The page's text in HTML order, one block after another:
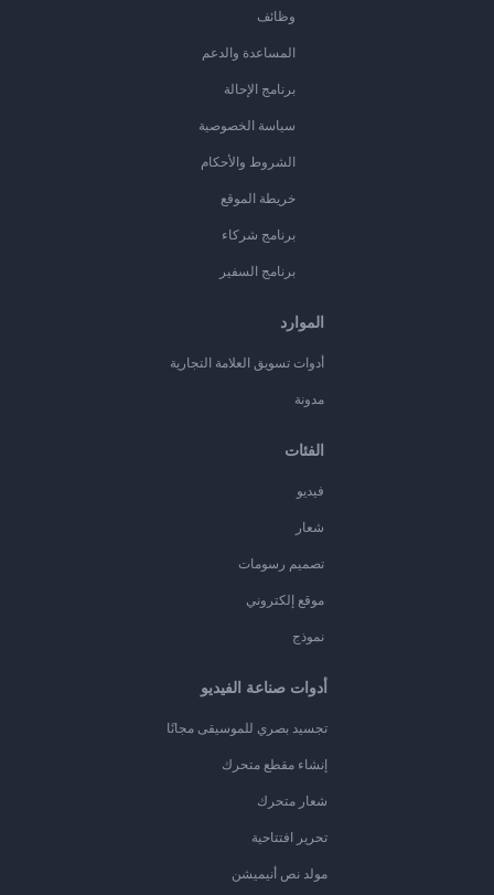
وظائف
المساعدة والدعم
برنامج الإحالة
سياسة الخصوصية
الشروط والأحكام
خريطة الموقع
برنامج شركاء
برنامج السفير
الموارد
أدوات تسويق العلامة التجارية
مدونة
الفئات
فيديو
شعار
تصميم رسومات
موقع إلكتروني
نموذج
أدوات صناعة الفيديو
تجسيد بصري للموسيقى مجانًا
إنشاء مقطع متحرك
شعار متحرك
تحرير افتتاحية
مولد نص أنيميشن